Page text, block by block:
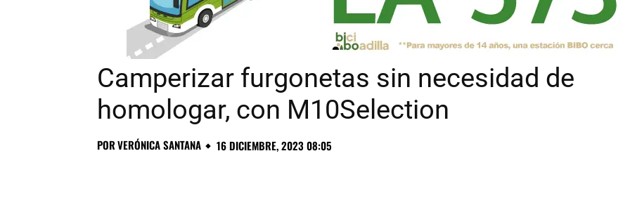
Camperizar furgonetas sin necesidad de
homologar, con M10Selection
PORVERÓNICA SANTANA 16 DICIEMBRE, 2023 08:05